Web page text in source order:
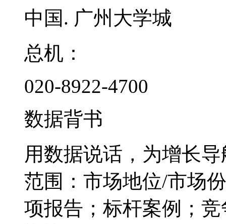
中国. 广州大学城
总机：
020-8922-4700
数据背书
用数据说话，为增长导
范围：市场地位/市场
项报告；标杆案例；